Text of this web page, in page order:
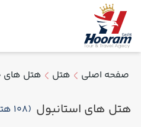
صفحه اصلی هتل هتل های
هتل های استانبول (108 هتل)